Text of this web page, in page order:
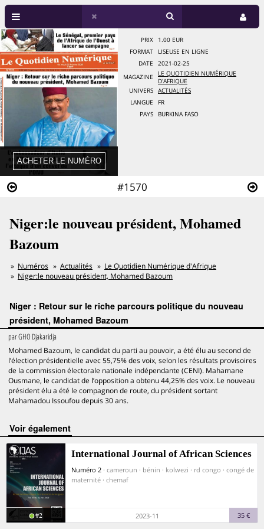
#1570
PRIX
1.00 EUR
FORMAT
LISEUSE EN LIGNE
DATE
2021-02-25
MAGAZINE
LE QUOTIDIEN NUMÉRIQUE
D'AFRIQUE
UNIVERS
ACTUALITÉS
LANGUE
FR
PAYS
BURKINA FASO
Niger:le nouveau président, Mohamed
Bazoum
Numéros Actualités
Le Quotidien Numérique d'Afrique
Niger:le nouveau président, Mohamed Bazoum
Niger : Retour sur le riche parcours politique du nouveau
président, Mohamed Bazoum
parGHO Djakaridja
Mohamed Bazoum, le candidat du parti au pouvoir, a été élu au second de
l’élection présidentielle avec 55,75% des voix, selon les résultats provisoires
de la commission électorale nationale indépendante (CENI). Mahamane
Ousmane, le candidat de l’opposition a obtenu 44,25% des voix. Le nouveau
président élu a été le compagnon de route, du président sortant
Mahamadou Issoufou depuis 30 ans.
voir également
International Journal of African Sciences
Numéro 2 · cameroun · bénin · kolwezi · rd congo · congé de
maternité · chemaf
#2 2023-11 35 €